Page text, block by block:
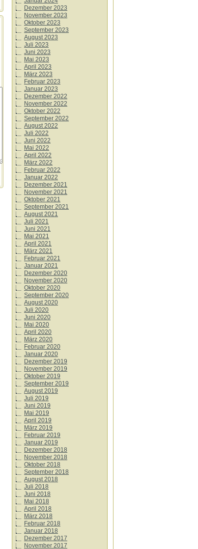
Dezember 2023
November 2023
Oktober 2023
September 2023
August 2023
Juli 2023
Juni 2023
Mai 2023
April 2023
März 2023
Februar 2023
Januar 2023
Dezember 2022
November 2022
Oktober 2022
September 2022
August 2022
Juli 2022
Juni 2022
Mai 2022
April 2022
März 2022
Februar 2022
Januar 2022
Dezember 2021
November 2021
Oktober 2021
September 2021
August 2021
Juli 2021
Juni 2021
Mai 2021
April 2021
März 2021
Februar 2021
Januar 2021
Dezember 2020
November 2020
Oktober 2020
September 2020
August 2020
Juli 2020
Juni 2020
Mai 2020
April 2020
März 2020
Februar 2020
Januar 2020
Dezember 2019
November 2019
Oktober 2019
September 2019
August 2019
Juli 2019
Juni 2019
Mai 2019
April 2019
März 2019
Februar 2019
Januar 2019
Dezember 2018
November 2018
Oktober 2018
September 2018
August 2018
Juli 2018
Juni 2018
Mai 2018
April 2018
März 2018
Februar 2018
Januar 2018
Dezember 2017
November 2017